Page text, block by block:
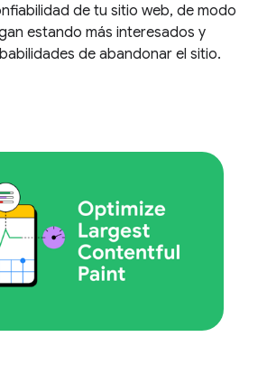
de tu sitio web, de modo
estando más interesados y
de abandonar el sitio.